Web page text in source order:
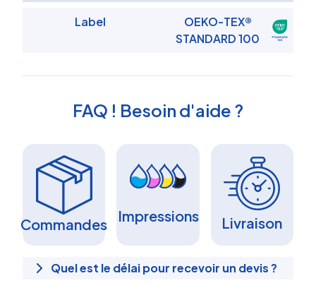
Label
OEKO-TEX®
STANDARD 100
FAQ ! Besoin d'aide ?
Commandes Impressions Livraison
Quel est le délai pour recevoir un devis ?